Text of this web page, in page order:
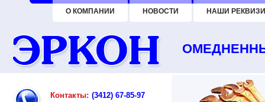
О КОМПАНИИ НОВОСТИ НАШИ
Контакты: (3412) 67-85-97